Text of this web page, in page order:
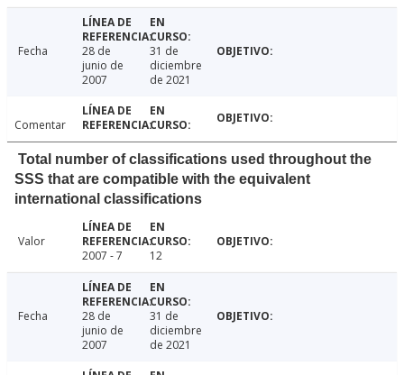
Fecha
28 de
junio de
2007
31 de
diciembre
de 2021
Comentar
Total number of classifications used throughout the
SSS that are compatible with the equivalent
international classifications
Valor
2007 - 7
12
Fecha
28 de
junio de
2007
31 de
diciembre
de 2021